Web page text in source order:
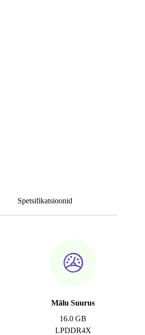
Spetsifikatsioonid
Mälu Suurus
16.0 GB
LPDDR4X